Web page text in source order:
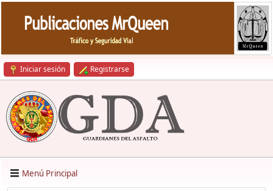
Iniciar sesión Registrarse
Menú Principal